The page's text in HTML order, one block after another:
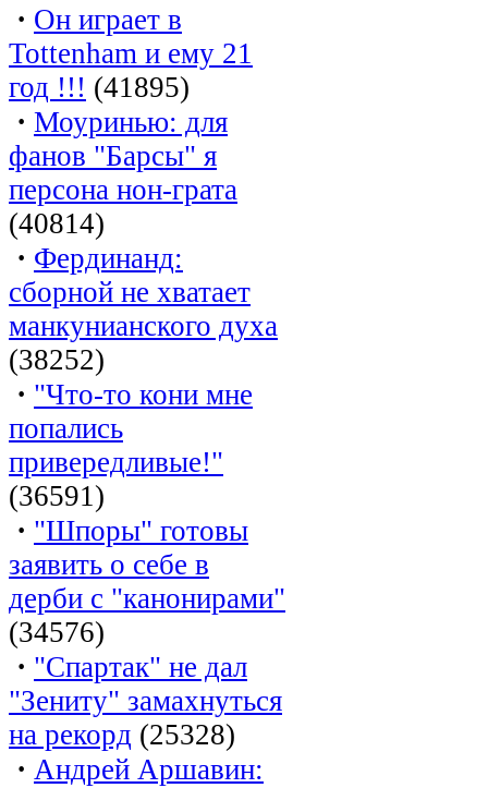
· Он играет в
Tottenham и ему 21
год !!! (41895)
· Моуринью: для
фанов "Барсы" я
персона нон-грата
(40814)
· Фердинанд:
сборной не хватает
манкунианского духа
(38252)
· "Что-то кони мне
попались
привередливые!"
(36591)
· "Шпоры" готовы
заявить о себе в
дерби с "канонирами"
(34576)
· "Спартак" не дал
"Зениту" замахнуться
на рекорд (25328)
· Андрей Аршавин: